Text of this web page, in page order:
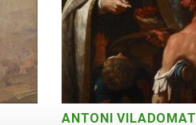
ANTONI VILADOMAT